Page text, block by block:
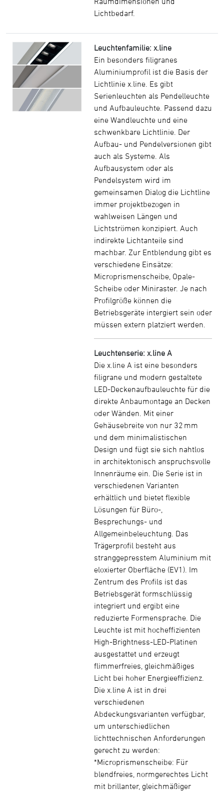
Lichtbedarf.
Leuchtenfamilie: x.line
Ein besonders filigranes
Aluminiumprofil ist die Basis der
Lichtlinie x.line. Es gibt
Serienleuchten als Pendelleuchte
und Aufbauleuchte. Passend dazu
eine Wandleuchte und eine
schwenkbare Lichtlinie. Der
Aufbau- und Pendelversionen gibt
auch als Systeme. Als
Aufbausystem oder als
Pendelsystem wird im
gemeinsamen Dialog die Lichtline
immer projektbezogen in
wahlweisen Längen und
Lichtströmen konzipiert. Auch
indirekte Lichtanteile sind
machbar. Zur Entblendung gibt es
verschiedene Einsätze:
Microprismenscheibe, Opale-
Scheibe oder Miniraster. Je nach
Profilgröße können die
Betriebsgeräte intergiert sein oder
müssen extern platziert werden.
Leuchtenserie: x.line A
Die x.line A ist eine besonders
filigrane und modern gestaltete
LED-Deckenaufbauleuchte für die
direkte Anbaumontage an Decken
oder Wänden. Mit einer
Gehäusebreite von nur 32 mm
und dem minimalistischen
Design und fügt sie sich nahtlos
in architektonisch anspruchsvolle
Innenräume ein. Die Serie ist in
verschiedenen Varianten
erhältlich und bietet flexible
Lösungen für Büro-,
Besprechungs- und
Allgemeinbeleuchtung. Das
Trägerprofil besteht aus
stranggepresstem Aluminium mit
eloxierter Oberfläche (EV1). Im
Zentrum des Profils ist das
Betriebsgerät formschlüssig
integriert und ergibt eine
reduzierte Formensprache. Die
Leuchte ist mit hocheffizienten
High-Brightness-LED-Platinen
ausgestattet und erzeugt
flimmerfreies, gleichmäßiges
Licht bei hoher Energieeffizienz.
Die x.line A ist in drei
verschiedenen
Abdeckungsvarianten verfügbar,
um unterschiedlichen
lichttechnischen Anforderungen
gerecht zu werden:
*Microprismenscheibe: Für
blendfreies, normgerechtes Licht
mit brillanter, gleichmäßiger